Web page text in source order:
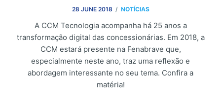
28 JUNE 2018 / NOTÍCIAS
A CCM Tecnologia acompanha há 25 anos a
transformação digital das concessionárias. Em 2018, a
CCM estará presente na Fenabrave que,
especialmente neste ano, traz uma reflexão e
abordagem interessante no seu tema. Confira a
matéria!